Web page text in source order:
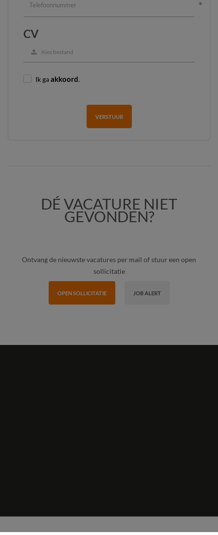
CV
Kies bestand
Ik gaakkoord.
VERSTUUR
DÉ VACATURE NIET
GEVONDEN?
Ontvang de nieuwste vacatures per mail of stuur een open
sollicitatie
OPEN SOLLICITATIE JOB ALERT